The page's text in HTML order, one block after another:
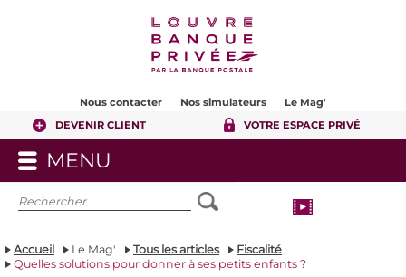
Nous contacter Nos simulateurs
Le Mag'
DEVENIR CLIENT
VOTRE ESPACE PRIVÉ
MENU
LE
MENU
Accueil Le Mag' Tous les articles
Fiscalité
Quelles solutions pour donner à ses petits enfants ?